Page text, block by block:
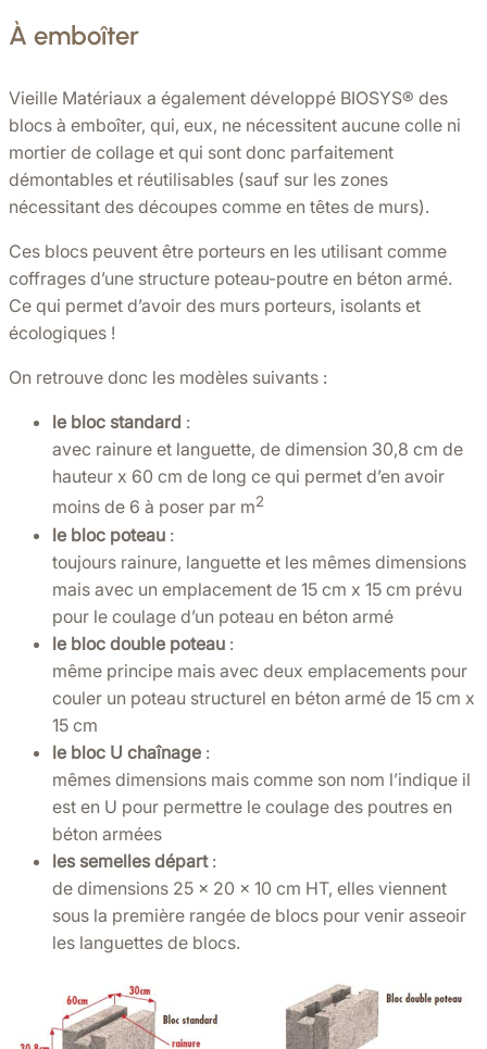
À emboîter
Vieille Matériaux a également développé BIOSYS®️ des
blocs à emboîter, qui, eux, ne nécessitent aucune colle ni
mortier de collage et qui sont donc parfaitement
démontables et réutilisables (sauf sur les zones
nécessitant des découpes comme en têtes de murs).
Ces blocs peuvent être porteurs en les utilisant comme
coffrages d’une structure poteau-poutre en béton armé.
Ce qui permet d’avoir des murs porteurs, isolants et
écologiques !
On retrouve donc les modèles suivants :
le bloc standard :
avec rainure et languette, de dimension 30,8 cm de
hauteur x 60 cm de long ce qui permet d’en avoir
moins de 6 à poser par m2
le bloc poteau :
toujours rainure, languette et les mêmes dimensions
mais avec un emplacement de 15 cm x 15 cm prévu
pour le coulage d’un poteau en béton armé
le bloc double poteau :
même principe mais avec deux emplacements pour
couler un poteau structurel en béton armé de 15 cm x
15 cm
le bloc U chaînage :
mêmes dimensions mais comme son nom l’indique il
est en U pour permettre le coulage des poutres en
béton armées
les semelles départ:
de dimensions 25 x 20 x 10 cm HT, elles viennent
sous la première rangée de blocs pour venir asseoir
les languettes de blocs.